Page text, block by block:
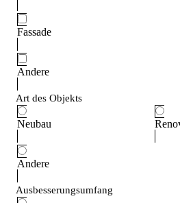
Fassade
Andere
Art des Objekts
Neubau
Andere
Ausbesserungsumfang